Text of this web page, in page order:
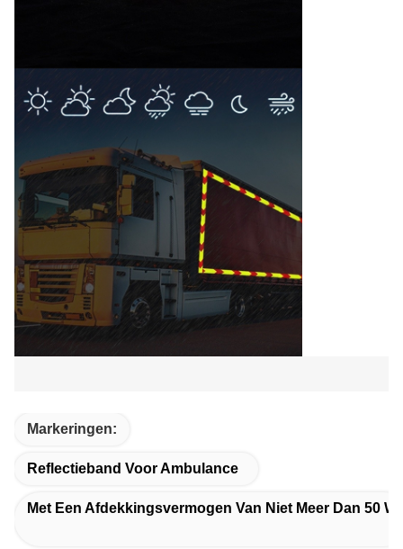
Markeringen:
Reflectieband Voor Ambulance
Met Een Afdekkingsvermogen Van Niet Meer Dan 50 W